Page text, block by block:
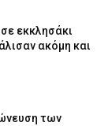
εκκλησάκι
ακόμη και
των